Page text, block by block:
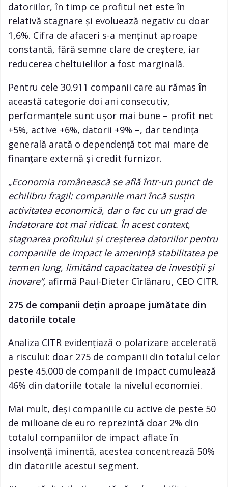
datoriilor, în timp ce profitul net este în
relativă stagnare și evoluează negativ cu doar
1,6%. Cifra de afaceri s-a menținut aproape
constantă, fără semne clare de creștere, iar
reducerea cheltuielilor a fost marginală.
Pentru cele 30.911 companii care au rămas în
această categorie doi ani consecutiv,
performanțele sunt ușor mai bune – profit net
+5%, active +6%, datorii +9% –, dar tendința
generală arată o dependență tot mai mare de
finanțare externă și credit furnizor.
„Economia românească se află într-un punct de
echilibru fragil: companiile mari încă susțin
activitatea economică, dar o fac cu un grad de
îndatorare tot mai ridicat. În acest context,
stagnarea profitului și creșterea datoriilor pentru
companiile de impact le amenință stabilitatea pe
termen lung, limitând capacitatea de investiții și
inovare”, afirmă Paul-Dieter Cîrlănaru, CEO CITR.
275 de companii dețin aproape jumătate din
datoriile totale
Analiza CITR evidențiază o polarizare accelerată
a riscului: doar 275 de companii din totalul celor
peste 45.000 de companii de impact cumulează
46% din datoriile totale la nivelul economiei.
Mai mult, deși companiile cu active de peste 50
de milioane de euro reprezintă doar 2% din
totalul companiilor de impact aflate în
insolvență iminentă, acestea concentrează 50%
din datoriile acestui segment.